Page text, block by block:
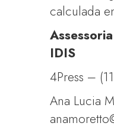
calculada
IDIS
4Press –
Ana Lucia